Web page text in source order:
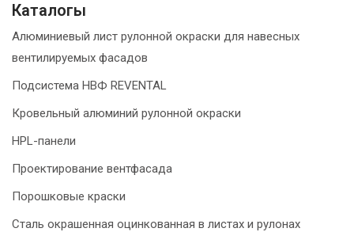
Каталогы
Алюминиевый лист рулонной окраски для навесных
вентилируемых фасадов
Подсистема НВФ REVENTAL
Кровельный алюминий рулонной окраски
HPL-панели
Проектирование вентфасада
Порошковые краски
Сталь окрашенная оцинкованная в листах и рулонах